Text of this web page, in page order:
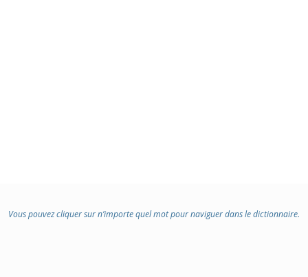
Vous pouvez cliquer sur n’importe quel mot pour naviguer dans le dictionnaire.